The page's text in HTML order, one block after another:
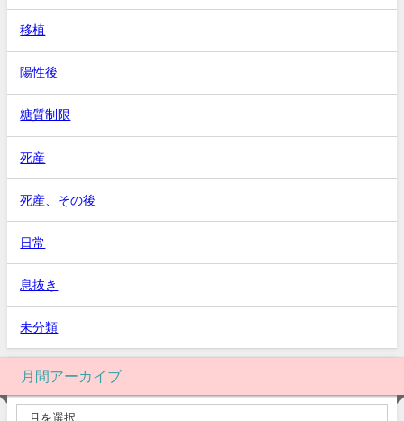
移植
陽性後
糖質制限
死産
死産、その後
日常
息抜き
未分類
月間アーカイブ